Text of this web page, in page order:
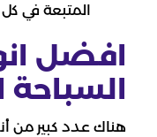
المتبعة في
افضل
السباحة
هناك عدد كبير من